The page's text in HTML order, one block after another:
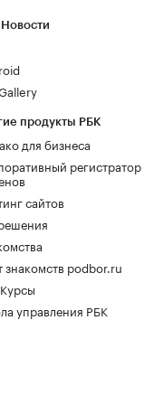
продукты РБК
для бизнеса
регистратор
сайтов
знакомств podbor.ru
управления РБК